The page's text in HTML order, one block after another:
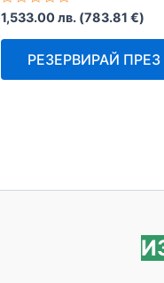
Оценено
с
0
1,533.00лв. (783.81 €)
РЕЗЕРВИРАЙ ПРЕЗ